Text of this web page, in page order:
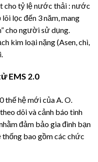
cho tỷ lệ nước thải : nước
lọc đến 3 năm, mang
cho người sử dụng.
kim loại nặng (Asen, chì,
EMS 2.0
thế hệ mới của A. O.
dõi và cảnh báo tình
đảm bảo gia đình bạn
bao gồm các chức